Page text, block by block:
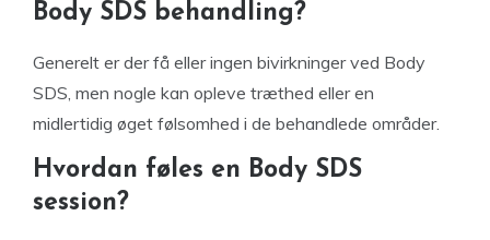
Body SDS behandling?
Generelt er der få eller ingen bivirkninger ved Body
SDS, men nogle kan opleve træthed eller en
midlertidig øget følsomhed i de behandlede områder.
Hvordan føles en Body SDS
session?